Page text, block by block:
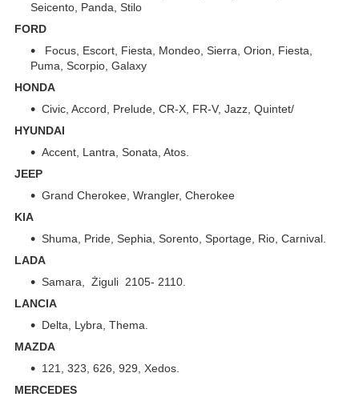
Seicento, Panda, Stilo
FORD
Focus, Escort, Fiesta, Mondeo, Sierra, Orion, Fiesta,
Puma, Scorpio, Galaxy
HONDA
Civic, Accord, Prelude, CR-X, FR-V, Jazz, Quintet/
HYUNDAI
Accent, Lantra, Sonata, Atos.
JEEP
Grand Cherokee, Wrangler, Cherokee
KIA
Shuma, Pride, Sephia, Sorento, Sportage, Rio, Carnival.
LADA
Samara, Żiguli 2105- 2110.
LANCIA
Delta, Lybra, Thema.
MAZDA
121, 323, 626, 929, Xedos.
MERCEDES